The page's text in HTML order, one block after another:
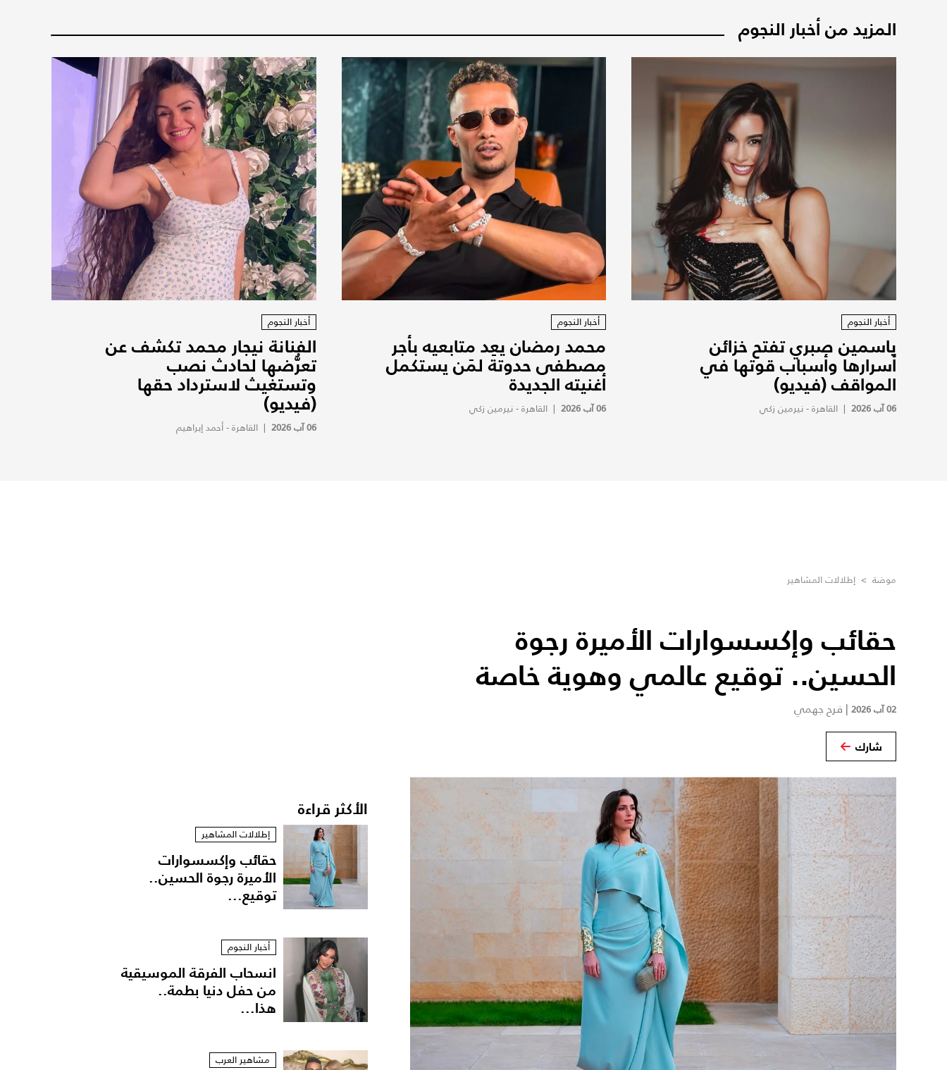
المزيد من أخبار النجوم
أخبار النجوم
ياسمين صبري تفتح خزائن
أسرارها وأسباب قوتها في
المواقف (فيديو)
06 آب 2026 | القاهرة - نيرمين زكي
أخبار النجوم
محمد رمضان يعِد متابعيه بأجر
مصطفى حدوتة لمَن يستكمل
أغنيته الجديدة
06 آب 2026 | القاهرة - نيرمين زكي
أخبار النجوم
الفنانة نيجار محمد تكشف عن
تعرُّضها لحادث نصب
وتستغيث لاسترداد حقها
(فيديو)
06 آب 2026 |القاهرة - أحمد إبراهيم
موضة > إطلالات المشاهير
حقائب وإكسسوارات الأميرة رجوة
الحسين.. توقيع عالمي وهوية خاصة
02 آب 2026 | فرح جهمي
شارك
الأكثر قراءة
إطلالات المشاهير
حقائب وإكسسوارات
الأميرة رجوة الحسين..
توقيع...
أخبار النجوم
انسحاب الفرقة الموسيقية
من حفل دنيا بطمة..
هذا...
مشاهير العرب